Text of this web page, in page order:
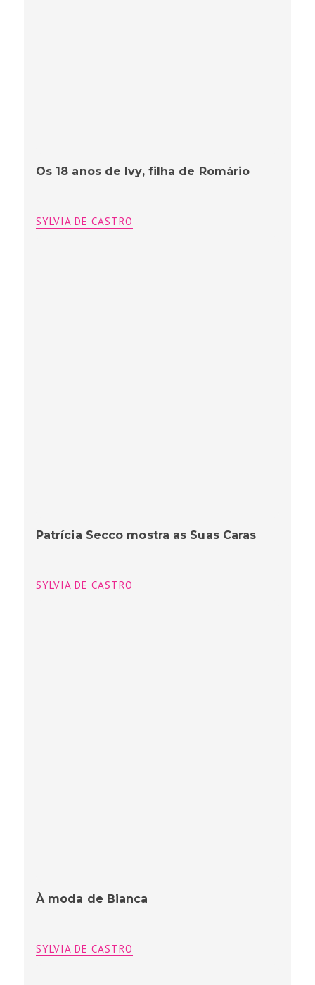
Os 18 anos de Ivy, filha de Romário
SYLVIA DE CASTRO
Patrícia Secco mostra as Suas Caras
SYLVIA DE CASTRO
À moda de Bianca
SYLVIA DE CASTRO